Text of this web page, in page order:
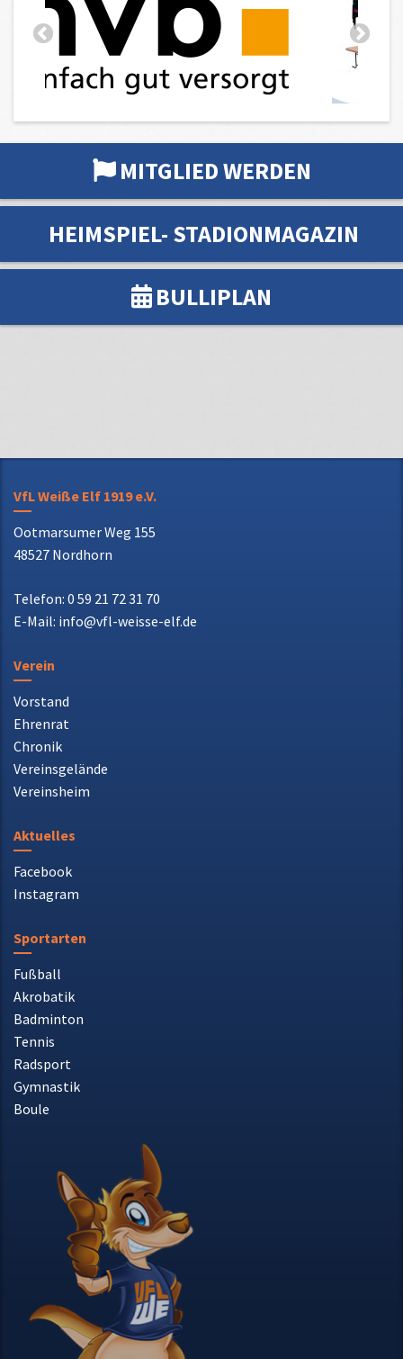
MITGLIED WERDEN
HEIMSPIEL- STADIONMAGAZIN
BULLIPLAN
VfL Weiße Elf 1919 e.V.
48527 Nordhorn
Telefon: 0 59 21 72 31 70
E-Mail: info@vfl-weisse-elf.de
Verein
Chronik
Vereinsheim
Aktuelles
Facebook
Sportarten
Tennis
Radsport